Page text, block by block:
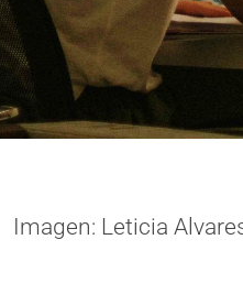
Imagen: Leticia